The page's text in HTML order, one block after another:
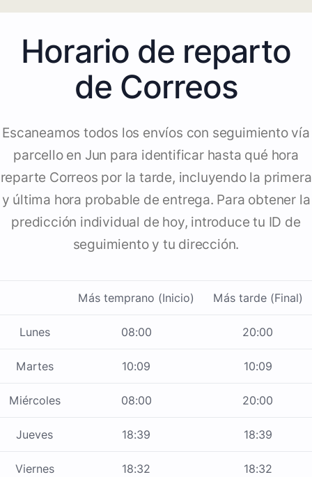
Horario de reparto
de Correos
Escaneamos todos los envíos con seguimiento vía
parcello en Jun para identificar hasta qué hora
reparte Correos por la tarde, incluyendo la primera
y última hora probable de entrega. Para obtener la
predicción individual de hoy, introduce tu ID de
seguimiento y tu dirección.
Más temprano (Inicio) Más tarde (Final)
Lunes 08:00 20:00
Martes 10:09 10:09
Miércoles 08:00 20:00
Jueves 18:39 18:39
Viernes 18:32 18:32